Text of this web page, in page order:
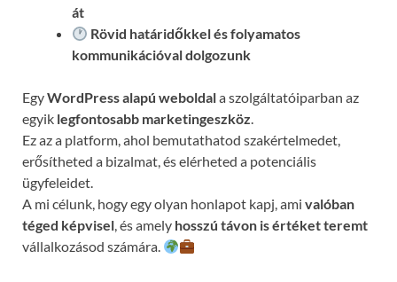
át
Rövid határidőkkel és folyamatos
kommunikációvaldolgozunk
EgyWordPress alapú weboldala szolgáltatóiparban az
egyik legfontosabb marketingeszköz.
Ez az a platform, ahol bemutathatod szakértelmedet,
erősítheted a bizalmat, és elérheted a potenciális
ügyfeleidet.
A mi célunk, hogy egy olyan honlapot kapj, ami valóban
téged képvisel, és amely hosszú távon is értéket teremt
vállalkozásod számára.